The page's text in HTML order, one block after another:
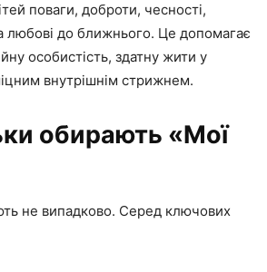
поваги, доброти, чесності,
любові до ближнього. Це допомагає
особистість, здатну жити у
внутрішнім стрижнем.
обирають «Мої
не випадково. Серед ключових